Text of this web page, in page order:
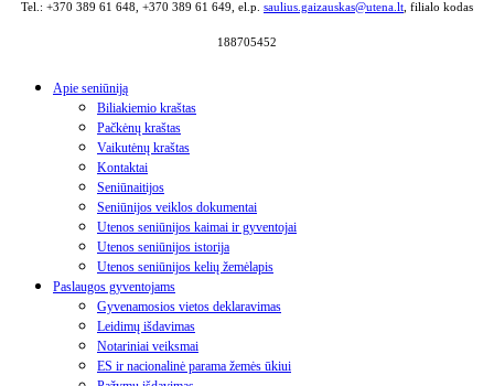
Tel.: +370 389 61 648, +370 389 61 649, el.p. saulius.gaizauskas@utena.lt, filialo kodas
188705452
Apie seniūniją
Biliakiemio kraštas
Pačkėnų kraštas
Vaikutėnų kraštas
Kontaktai
Seniūnaitijos
Seniūnijos veiklos dokumentai
Utenos seniūnijos kaimai ir gyventojai
Utenos seniūnijos istorija
Utenos seniūnijos kelių žemėlapis
Paslaugos gyventojams
Gyvenamosios vietos deklaravimas
Leidimų išdavimas
Notariniai veiksmai
ES ir nacionalinė parama žemės ūkiui